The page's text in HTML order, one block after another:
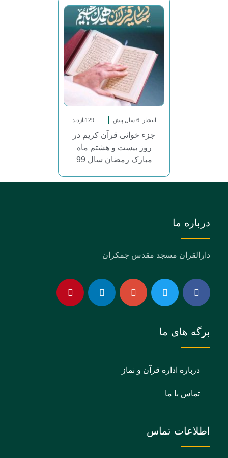
انتشار: 6 سال پیش 129بازدید
جزء خوانی قرآن کریم در
روز بیست و هشتم ماه
مبارک رمضان سال 99
درباره ما
دارالقران مسجد مقدس جمکران
برگه های ما
درباره اداره قرآن و نماز
تماس با ما
اطلاعات تماس